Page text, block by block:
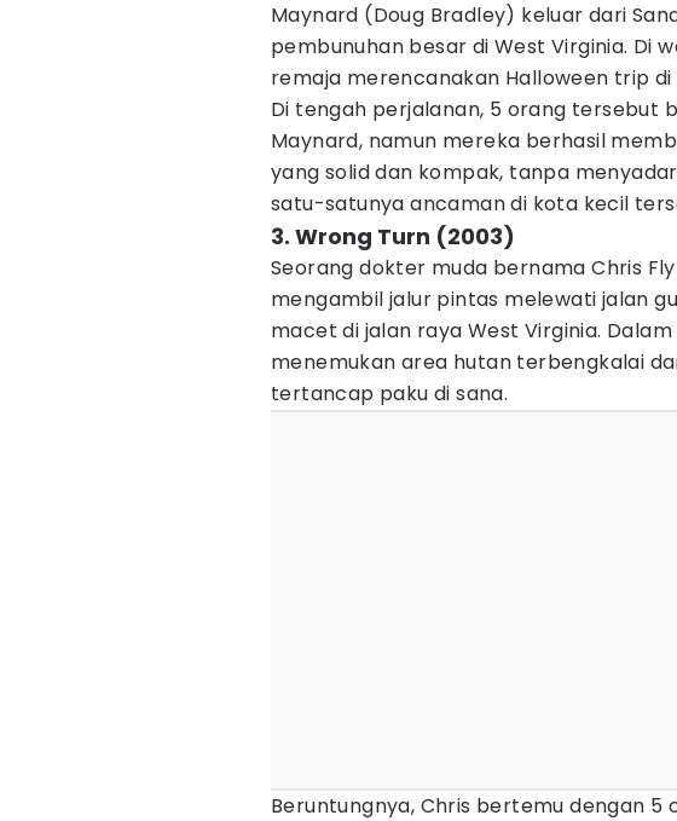
Maynard (Doug Bradley) keluar dari
pembunuhan besar di West Virginia. Di
remaja merencanakan Halloween trip di
Di tengah perjalanan, 5 orang tersebut
Maynard, namun mereka berhasil
yang solid dan kompak, tanpa
satu-satunya ancaman di kota kecil
3. Wrong Turn (2003)
Seorang dokter muda bernama Chris
mengambil jalur pintas melewati jalan
macet di jalan raya West Virginia.
menemukan area hutan terbengkalai
tertancap paku di sana.
Beruntungnya, Chris bertemu dengan 5